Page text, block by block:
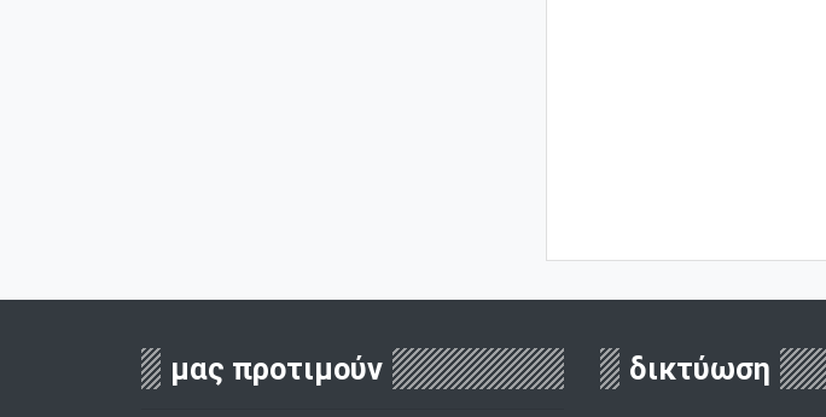
μας προτιμούν δικτύωση